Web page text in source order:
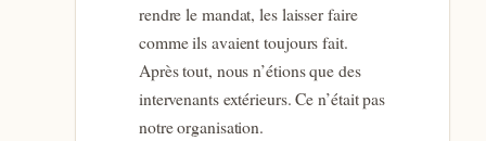
rendre le mandat, les laisser faire
comme ils avaient toujours fait.
Après tout, nous n’étions que des
intervenants extérieurs. Ce n’était pas
notre organisation.